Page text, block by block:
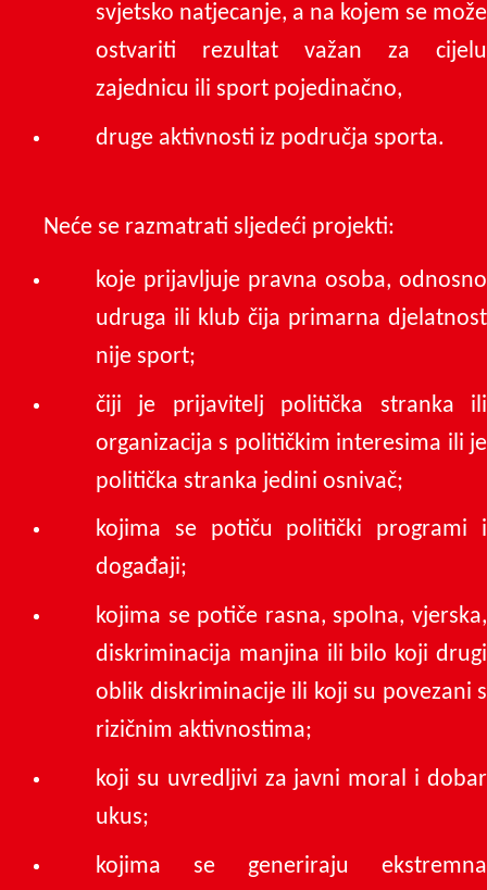
svjetsko natjecanje, a na kojem se može
ostvariti rezultat važan za cijelu
zajednicu ili sport pojedinačno,
druge aktivnosti iz područja sporta.
Neće se razmatrati sljedeći projekti:
koje prijavljuje pravna osoba, odnosno
udruga ili klub čija primarna djelatnost
nije sport;
čiji je prijavitelj politička stranka ili
organizacija s političkim interesima ili je
politička stranka jedini osnivač;
kojima se potiču politički programi i
događaji;
kojima se potiče rasna, spolna, vjerska,
diskriminacija manjina ili bilo koji drugi
oblik diskriminacije ili koji su povezani s
rizičnim aktivnostima;
koji su uvredljivi za javni moral i dobar
ukus;
kojima se generiraju ekstremna